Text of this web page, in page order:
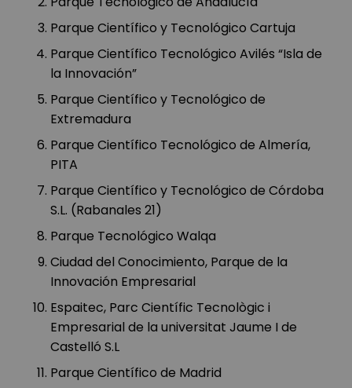
Parque Científico y Tecnológico Cartuja
Parque Científico Tecnológico Avilés “Isla de
la Innovación”
Parque Científico y Tecnológico de
Extremadura
Parque Científico Tecnológico de Almería,
PITA
Parque Científico y Tecnológico de Córdoba
S.L. (Rabanales 21)
Parque Tecnológico Walqa
Ciudad del Conocimiento, Parque de la
Innovación Empresarial
Espaitec, Parc Científic Tecnològic i
Empresarial de la universitat Jaume I de
Castelló S.L
Parque Científico de Madrid